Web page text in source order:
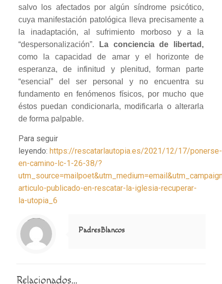
salvo los afectados por algún síndrome psicótico,
cuya manifestación patológica lleva precisamente a
la inadaptación, al sufrimiento morboso y a la
“despersonalización”.
La conciencia de libertad,
como la capacidad de amar y el horizonte de
esperanza, de infinitud y plenitud, forman parte
“esencial” del ser personal y no encuentra su
fundamento en fenómenos físicos, por mucho que
éstos puedan condicionarla, modificarla o alterarla
de forma palpable.
Para seguir
leyendo: https://rescatarlautopia.es/2021/12/17/ponerse-
en-camino-lc-1-26-38/?
articulo-publicado-en-rescatar-la-iglesia-recuperar-
la-utopia_6
Notice
: Trying to access array offset on value of type null in
/home/misioner/public_html/padresblancos/themes/betheme/includes/content-single.php
on line
286
PadresBlancos
Relacionados...